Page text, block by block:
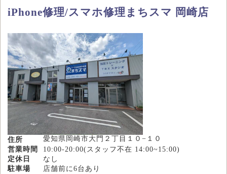
iPhone修理/スマホ修理まちスマ 岡崎店
住所
愛知県岡崎市大門２丁目１０−１０
営業時間
10:00-20:00(スタッフ不在 14:00~15:00)
定休日
なし
駐車場
店舗前に6台あり